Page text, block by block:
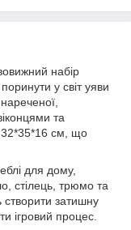
набір
у світ уяви
та
32*35*16 см, що
для дому,
стілець, трюмо та
створити затишну
ігровий процес.